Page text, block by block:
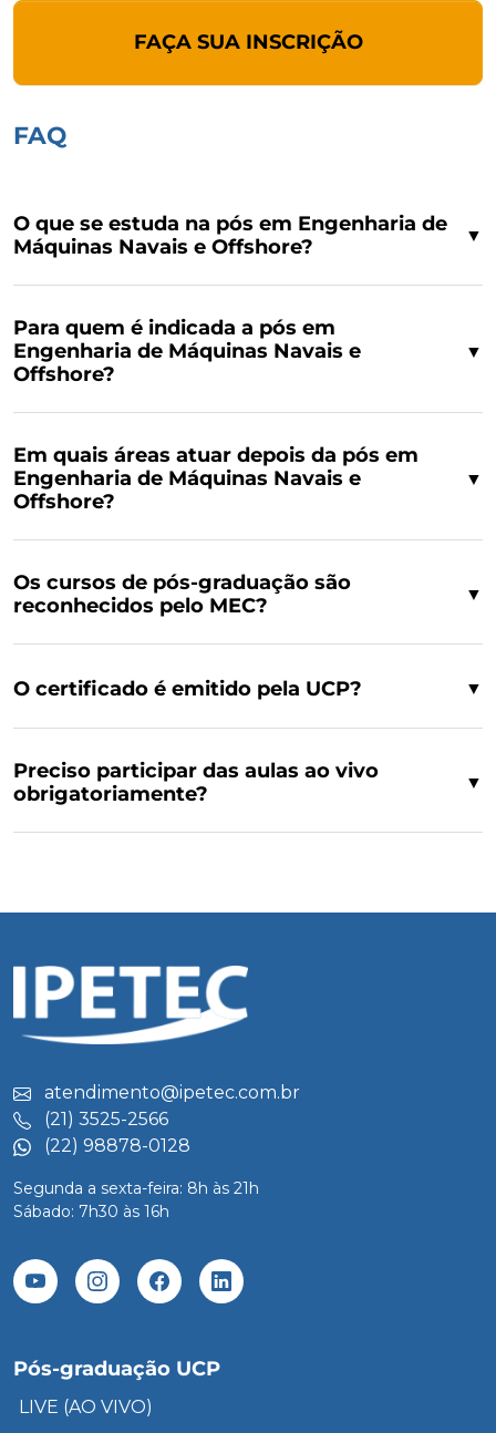
FAÇA SUA INSCRIÇÃO
FAQ
O que se estuda na pós em Engenharia de
Máquinas Navais e Offshore?
▼
Para quem é indicada a pós em
Engenharia de Máquinas Navais e
Offshore?
▼
Em quais áreas atuar depois da pós em
Engenharia de Máquinas Navais e
Offshore?
▼
Os cursos de pós-graduação são
reconhecidos pelo MEC?
▼
O certificado é emitido pela UCP? ▼
Preciso participar das aulas ao vivo
obrigatoriamente?
▼
atendimento@ipetec.com.br
(21) 3525-2566
(22) 98878-0128
Segunda a sexta-feira: 8h às 21h
Sábado: 7h30 às 16h
Pós-graduação UCP
LIVE (AO VIVO)